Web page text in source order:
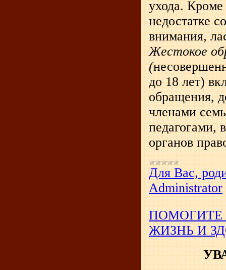
ухода. Кроме
недостатке
внимания,
Жестокое
(
до 18 лет)
обращения,
членами
педагогами,
органов
Для Вас,
Administrator
ПОМОГИТЕ
ЖИЗНЬ И